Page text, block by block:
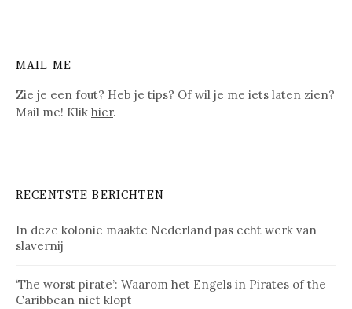
MAIL ME
Zie je een fout? Heb je tips? Of wil je me iets laten zien?
Mail me! Klik hier.
RECENTSTE BERICHTEN
In deze kolonie maakte Nederland pas echt werk van
slavernij
‘The worst pirate’: Waarom het Engels in Pirates of the
Caribbean niet klopt